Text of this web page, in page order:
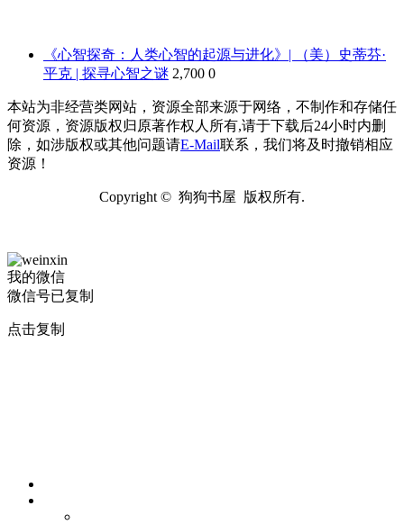
《心智探奇：人类心智的起源与进化》| （美）史蒂芬·
平克 | 探寻心智之谜 2,700 0
本站为非经营类网站，资源全部来源于网络，不制作和存储任
何资源，资源版权归原著作权人所有,请于下载后24小时内删
除，如涉版权或其他问题请E-Mail联系，我们将及时撤销相应
资源！
Copyright © 狗狗书屋 版权所有.
我的微信
微信号已复制
点击复制